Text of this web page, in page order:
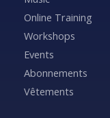
Online Training
Workshops
Events
Abonnements
Vêtements